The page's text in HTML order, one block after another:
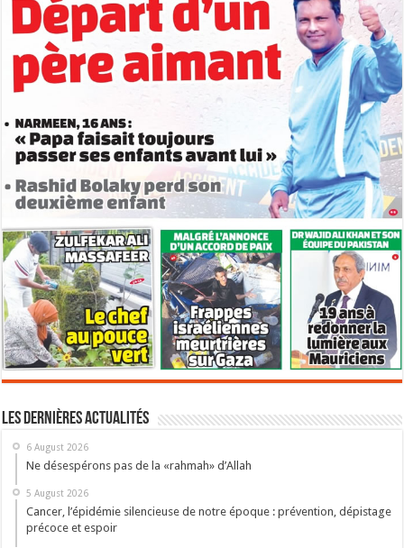
Les dernières actualités
6 August 2026
Ne désespérons pas de la «rahmah» d’Allah
5 August 2026
Cancer, l’épidémie silencieuse de notre époque : prévention, dépistage
précoce et espoir